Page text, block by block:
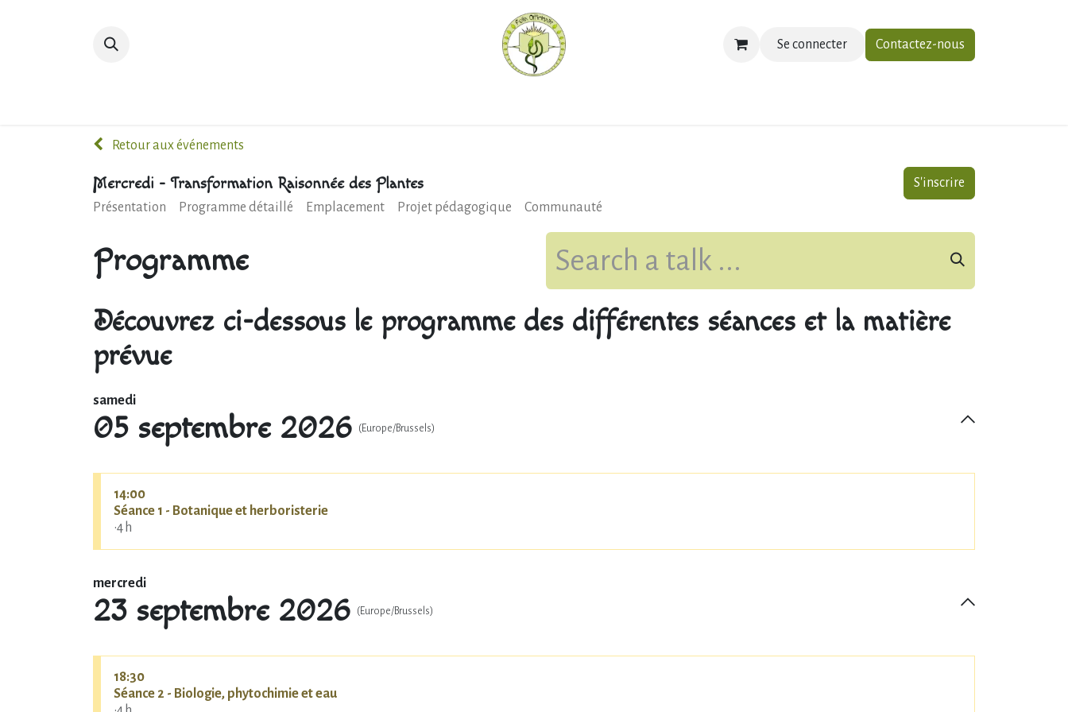
Se connecter Contactez-nous
Retour aux événements
Mercredi - Transformation Raisonnée des Plantes
S'inscrire
Présentation
Programme détaillé Emplacement Projet pédagogique Communauté
Programme
Découvrez ci-dessous le programme des différentes séances et la matière
prévue
samedi
05 septembre 2026 (Europe/Brussels)
14:00
Séance 1 - Botanique et herboristerie
•4 h
mercredi
23 septembre 2026 (Europe/Brussels)
18:30
Séance 2 - Biologie, phytochimie et eau